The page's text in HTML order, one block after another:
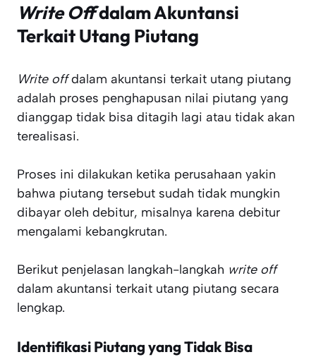
Write Offdalam Akuntansi
Terkait Utang Piutang
Write offdalam akuntansi terkait utang piutang
adalah proses penghapusan nilai piutang yang
dianggap tidak bisa ditagih lagi atau tidak akan
terealisasi.
Proses ini dilakukan ketika perusahaan yakin
bahwa piutang tersebut sudah tidak mungkin
dibayar oleh debitur, misalnya karena debitur
mengalami kebangkrutan.
Berikut penjelasan langkah-langkah write off
dalam akuntansi terkait utang piutang secara
lengkap.
Identifikasi Piutang yang Tidak Bisa